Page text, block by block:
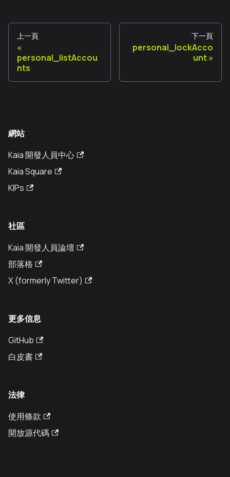
上一頁
personal_listAccou
nts
下一頁
personal_lockAcco
unt
網站
Kaia 開發人員中心
Kaia Square
KIPs
社區
Kaia 開發人員論壇
部落格
X (formerly Twitter)
更多信息
GitHub
白皮書
法律
使用條款
開放源代碼